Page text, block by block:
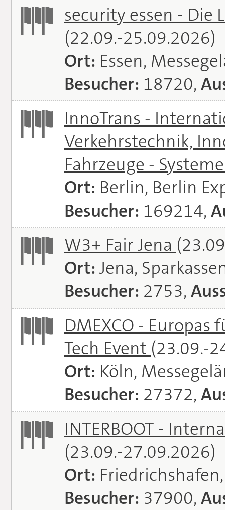
security essen - Die
(22.09.-25.09.2026)
Ort: Essen,
Besucher: 18720,
InnoTrans -
Verkehrstechnik,
Fahrzeuge -
Ort: Berlin, Berlin
Besucher: 169214,
W3+ Fair Jena
Ort: Jena,
Besucher: 2753,
DMEXCO -
Tech Event (23.09.-
Ort: Köln,
Besucher: 27372,
INTERBOOT -
(23.09.-27.09.2026)
Ort:
Besucher: 37900,